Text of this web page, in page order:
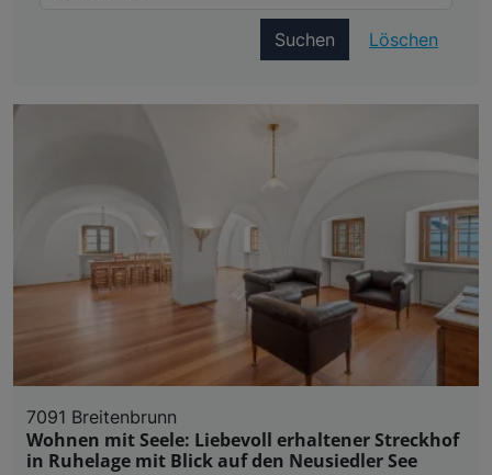
Suchen Löschen
7091 Breitenbrunn
Wohnen mit Seele: Liebevoll erhaltener Streckhof
in Ruhelage mit Blick auf den Neusiedler See